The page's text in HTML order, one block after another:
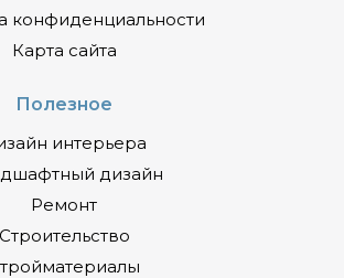
конфиденциальности
Карта сайта
Полезное
интерьера
дизайн
Ремонт
Строительство